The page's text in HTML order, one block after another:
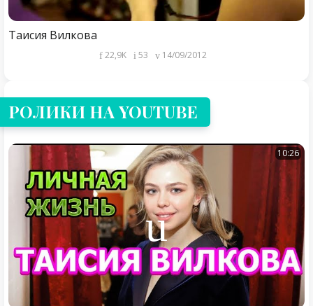
Таисия Вилкова
22,9K 53 14/09/2012
РОЛИКИ НА YOUTUBE
10:26